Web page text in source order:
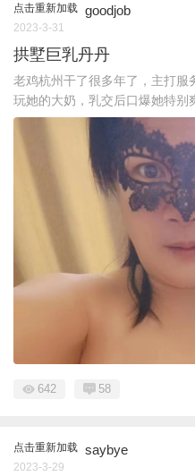
点击重新加载 goodjob
2023-3-31
拱墅巨乳丹丹
老鸡杭州干了很多年了，主打服
玩她的大奶，乳交后口爆她特别
642 58
点击重新加载 saybye
2023-3-29